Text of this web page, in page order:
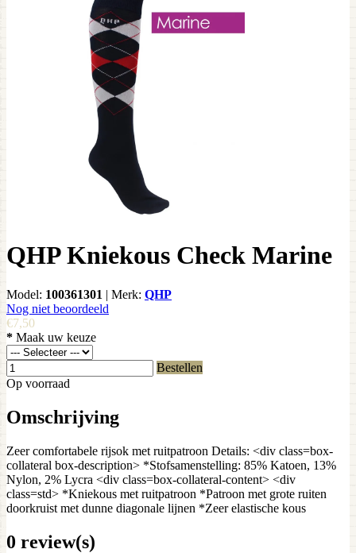
QHP Kniekous Check Marine
Model: 100361301 | Merk: QHP
Nog niet beoordeeld
€7,50
* Maak uw keuze
Bestellen
Op voorraad
Omschrijving
Zeer comfortabele rijsok met ruitpatroon Details: <div class=box-
collateral box-description> *Stofsamenstelling: 85% Katoen, 13%
Nylon, 2% Lycra <div class=box-collateral-content> <div
class=std> *Kniekous met ruitpatroon *Patroon met grote ruiten
doorkruist met dunne diagonale lijnen *Zeer elastische kous
0 review(s)